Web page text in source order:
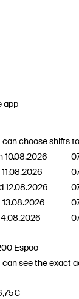
app
can choose shifts
10.08.2026
11.08.2026
12.08.2026
13.08.2026
Espoo
can see the exact